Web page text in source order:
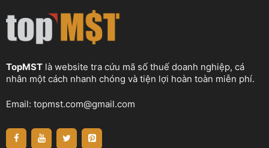
TopMST là website tra cứu mã số thuế doanh nghiệp, cá
nhân một cách nhanh chóng và tiện lợi hoàn toàn miễn phí.
Email: topmst.com@gmail.com